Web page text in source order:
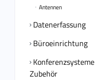
Antennen
Datenerfassung
Büroeinrichtung
Konferenzsysteme
Zubehör